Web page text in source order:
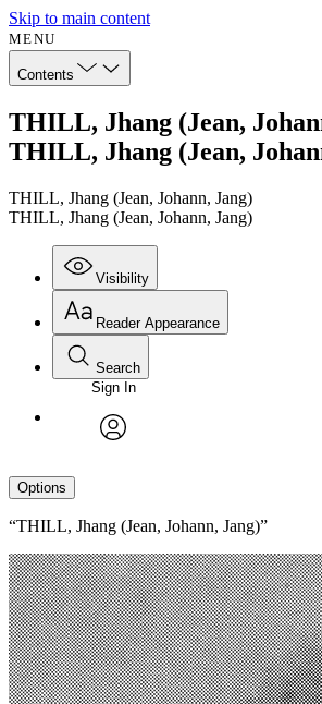
Skip to main content
MENU
Contents
THILL, Jhang (Jean,
THILL, Jhang (Jean,
THILL, Jhang (Jean, Johann, Jang)
THILL, Jhang (Jean, Johann, Jang)
Visibility
Reader Appearance
Search
Sign In
Options
“THILL, Jhang (Jean, Johann, Jang)”